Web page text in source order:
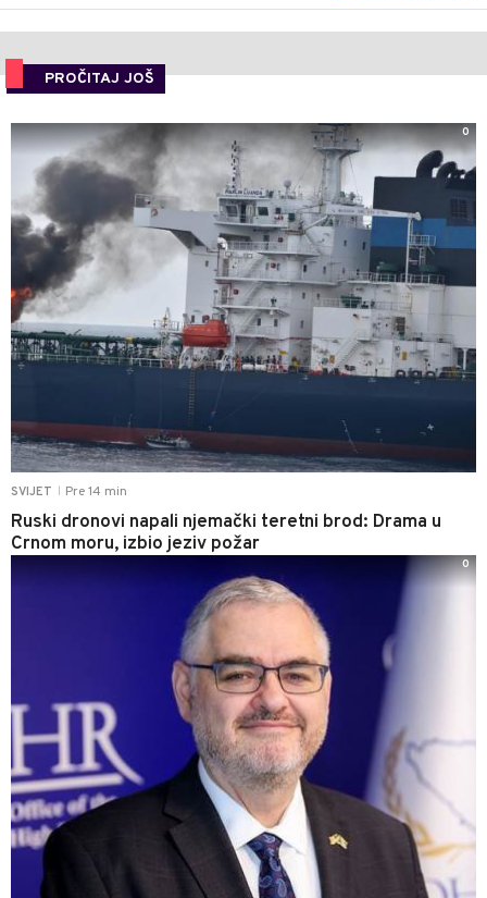
PROČITAJ JOŠ
SVIJET Pre 14 min
Ruski dronovi napali njemački teretni brod: Drama u
Crnom moru, izbio jeziv požar
0
0